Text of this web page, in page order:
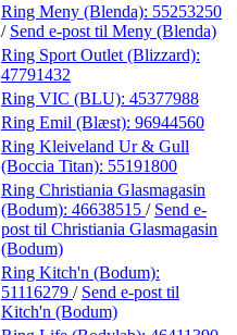
Ring Meny (Blenda): 55253250
/ Send e-post til Meny (Blenda)
Ring Sport Outlet (Blizzard):
47791432
Ring VIC (BLU): 45377988
Ring Emil (Blæst): 96944560
Ring Kleiveland Ur & Gull
(Boccia Titan): 55191800
Ring Christiania Glasmagasin
(Bodum): 46638515 / Send e-
post til Christiania Glasmagasin
(Bodum)
Ring Kitch'n (Bodum):
51116279 / Send e-post til
Kitch'n (Bodum)